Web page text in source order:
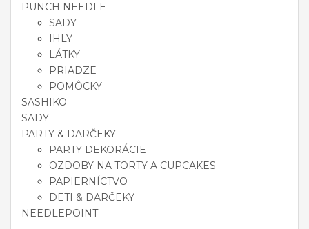
PUNCH NEEDLE
SADY
IHLY
LÁTKY
PRIADZE
POMÔCKY
SASHIKO
SADY
PARTY & DARČEKY
PARTY DEKORÁCIE
OZDOBY NA TORTY A CUPCAKES
PAPIERNÍCTVO
DETI & DARČEKY
NEEDLEPOINT